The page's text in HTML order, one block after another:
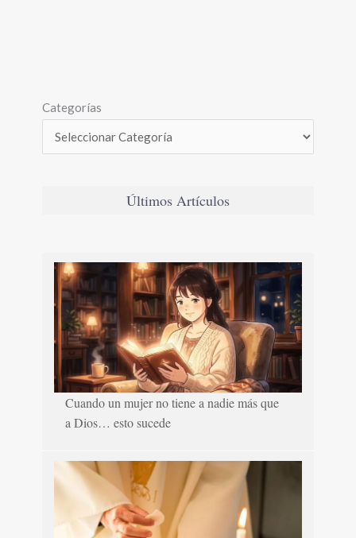
Categorías
Últimos Artículos
Cuando un mujer no tiene a nadie más que
a Dios… esto sucede